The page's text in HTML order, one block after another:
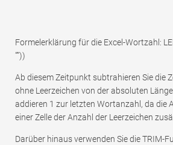
Formelerklärung für die Excel-Wortzahl:
””))
Ab diesem Zeitpunkt subtrahieren Sie die
ohne Leerzeichen von der absoluten
addieren 1 zur letzten Wortanzahl, da die
einer Zelle der Anzahl der Leerzeichen
Darüber hinaus verwenden Sie die TRIM-